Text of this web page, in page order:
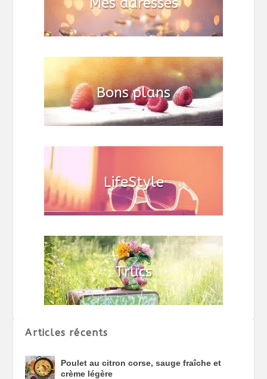
Articles récents
Poulet au citron corse, sauge fraîche et
crème légère